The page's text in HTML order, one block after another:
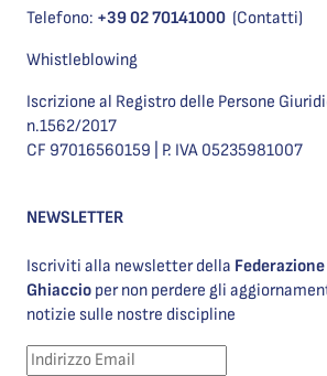
Telefono: +39 02 70141000 (Contatti)
Whistleblowing
Iscrizione al Registro delle Persone
n.1562/2017
CF 97016560159 | P. IVA 05235981007
NEWSLETTER
Iscriviti alla newsletter della
Ghiaccio per non perdere gli
notizie sulle nostre discipline